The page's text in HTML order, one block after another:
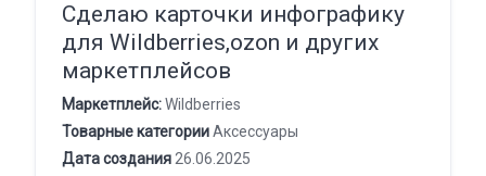
Сделаю карточки инфографику
для Wildberries,ozon и других
маркетплейсов
Маркетплейс:Wildberries
Товарные категорииАксессуары
Дата создания 26.06.2025